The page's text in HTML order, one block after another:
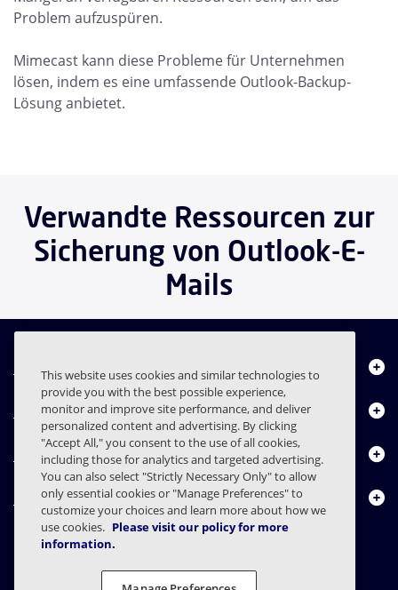
Problem aufzuspüren.
Mimecast kann diese Probleme für Unternehmen
lösen, indem es eine umfassende Outlook-Backup-
Lösung anbietet.
Verwandte Ressourcen zur
Sicherung von Outlook-E-
Mails
Über uns
Produkte
Ressourcencenter
Kontakt
Datenschutzerklärung Recht
This website uses cookies and similar technologies to
provide you with the best possible experience,
monitor and improve site performance, and deliver
personalized content and advertising. By clicking
"Accept All," you consent to the use of all cookies,
including those for analytics and targeted advertising.
You can also select "Strictly Necessary Only" to allow
only essential cookies or "Manage Preferences" to
customize your choices and learn more about how we
use cookies. Please visit our policy for more
information.